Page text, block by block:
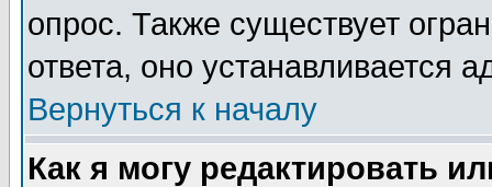
опрос. Также существует
ответа, оно устанавливается
Вернуться к началу
Как я могу редактировать